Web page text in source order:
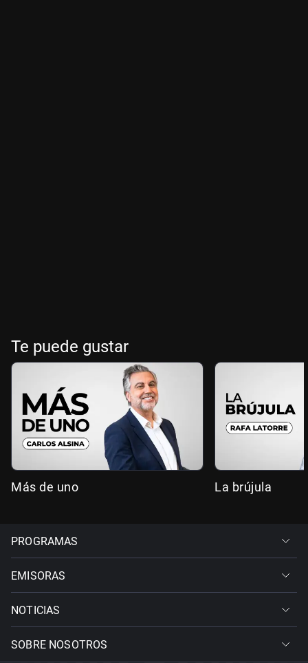
Te puede gustar
Más de uno La brújula
PROGRAMAS
EMISORAS
NOTICIAS
SOBRE NOSOTROS